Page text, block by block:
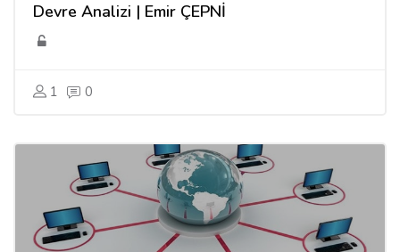
Devre Analizi | Emir ÇEPNİ
1 0